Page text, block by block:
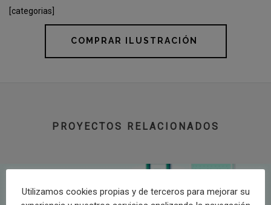
[categorias]
COMPRAR ILUSTRACIÓN
PROYECTOS RELACIONADOS
Utilizamos cookies propias y de terceros para mejorar su